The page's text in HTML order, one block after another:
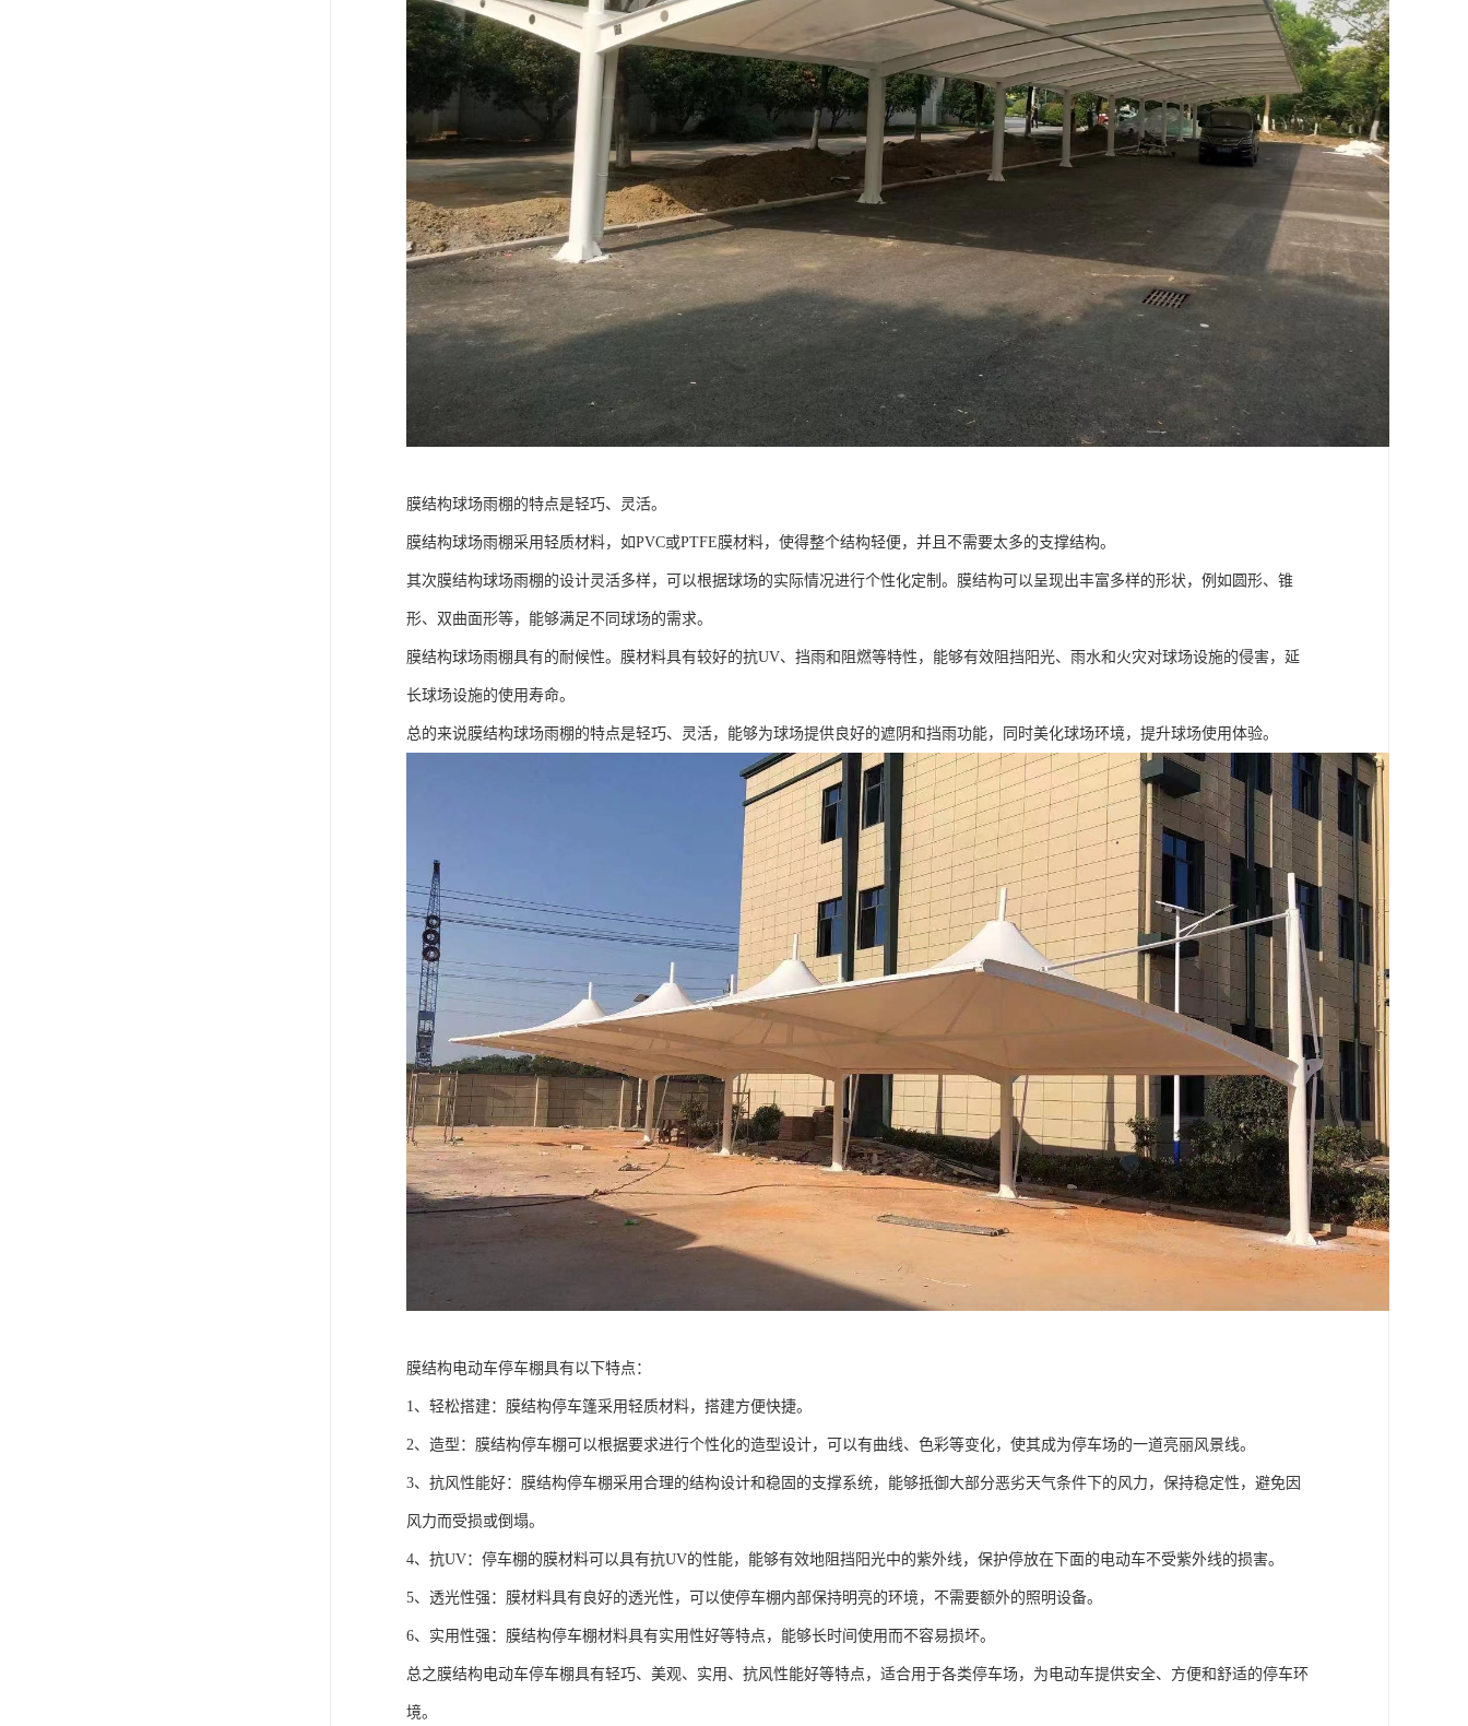
膜结构球场雨棚的特点是轻巧、灵活。
膜结构球场雨棚采用轻质材料，如PVC或PTFE膜材料，使得整个结构轻便，并且不需要太多的支撑结构。
其次膜结构球场雨棚的设计灵活多样，可以根据球场的实际情况进行个性化定制。膜结构可以呈现出丰富多样的形状，例如圆形、锥
形、双曲面形等，能够满足不同球场的需求。
膜结构球场雨棚具有的耐候性。膜材料具有较好的抗UV、挡雨和阻燃等特性，能够有效阻挡阳光、雨水和火灾对球场设施的侵害，延
长球场设施的使用寿命。
总的来说膜结构球场雨棚的特点是轻巧、灵活，能够为球场提供良好的遮阴和挡雨功能，同时美化球场环境，提升球场使用体验。
膜结构电动车停车棚具有以下特点：
1、轻松搭建：膜结构停车篷采用轻质材料，搭建方便快捷。
2、造型：膜结构停车棚可以根据要求进行个性化的造型设计，可以有曲线、色彩等变化，使其成为停车场的一道亮丽风景线。
3、抗风性能好：膜结构停车棚采用合理的结构设计和稳固的支撑系统，能够抵御大部分恶劣天气条件下的风力，保持稳定性，避免因
风力而受损或倒塌。
4、抗UV：停车棚的膜材料可以具有抗UV的性能，能够有效地阻挡阳光中的紫外线，保护停放在下面的电动车不受紫外线的损害。
5、透光性强：膜材料具有良好的透光性，可以使停车棚内部保持明亮的环境，不需要额外的照明设备。
6、实用性强：膜结构停车棚材料具有实用性好等特点，能够长时间使用而不容易损坏。
总之膜结构电动车停车棚具有轻巧、美观、实用、抗风性能好等特点，适合用于各类停车场，为电动车提供安全、方便和舒适的停车环
境。